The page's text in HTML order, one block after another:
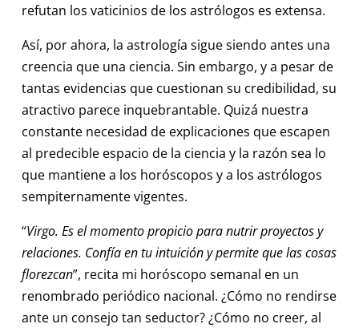
refutan los vaticinios de los astrólogos es extensa.
Así, por ahora, la astrología sigue siendo antes una
creencia que una ciencia. Sin embargo, y a pesar de
tantas evidencias que cuestionan su credibilidad, su
atractivo parece inquebrantable. Quizá nuestra
constante necesidad de explicaciones que escapen
al predecible espacio de la ciencia y la razón sea lo
que mantiene a los horóscopos y a los astrólogos
sempiternamente vigentes.
“Virgo. Es el momento propicio para nutrir proyectos y
relaciones. Confía en tu intuición y permite que las cosas
florezcan”, recita mi horóscopo semanal en un
renombrado periódico nacional. ¿Cómo no rendirse
ante un consejo tan seductor? ¿Cómo no creer, al